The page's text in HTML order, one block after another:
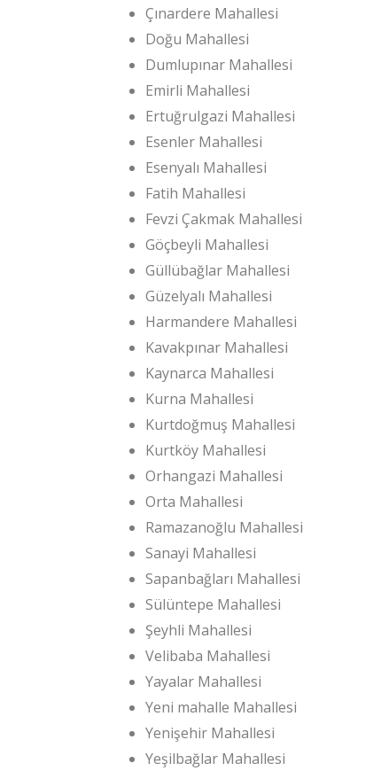
Çınardere Mahallesi
Doğu Mahallesi
Dumlupınar Mahallesi
Emirli Mahallesi
Ertuğrulgazi Mahallesi
Esenler Mahallesi
Esenyalı Mahallesi
Fatih Mahallesi
Fevzi Çakmak Mahallesi
Göçbeyli Mahallesi
Güllübağlar Mahallesi
Güzelyalı Mahallesi
Harmandere Mahallesi
Kavakpınar Mahallesi
Kaynarca Mahallesi
Kurna Mahallesi
Kurtdoğmuş Mahallesi
Kurtköy Mahallesi
Orhangazi Mahallesi
Orta Mahallesi
Ramazanoğlu Mahallesi
Sanayi Mahallesi
Sapanbağları Mahallesi
Sülüntepe Mahallesi
Şeyhli Mahallesi
Velibaba Mahallesi
Yayalar Mahallesi
Yeni mahalle Mahallesi
Yenişehir Mahallesi
Yeşilbağlar Mahallesi